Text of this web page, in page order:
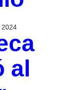
2024
al